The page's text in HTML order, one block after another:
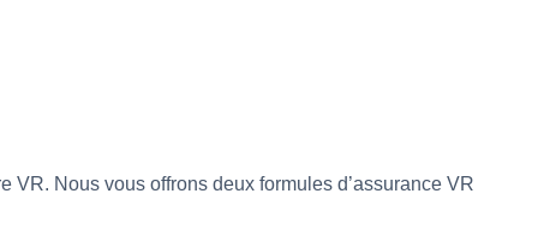
Nous vous offrons deux formules d’assurance VR